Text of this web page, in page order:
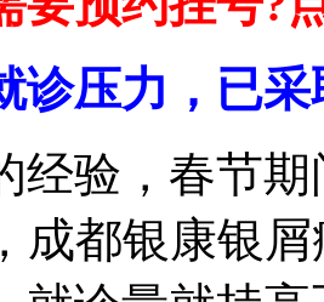
诊压力，已
经验，春节
成都银康银